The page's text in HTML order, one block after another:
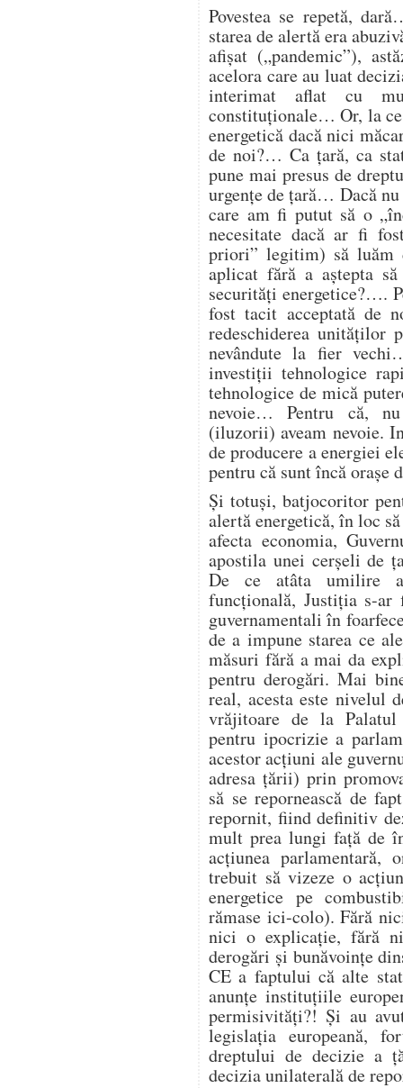
Povestea se repetă,
starea de alertă era
afișat („pandemic”),
acelora care au luat
interimat aflat cu
constituționale… Or, la
energetică dacă nici
de noi?… Ca țară, ca
pune mai presus de
urgențe de țară… Dacă
care am fi putut să o
necesitate dacă ar fi
priori” legitim) să luăm
aplicat fără a aștepta
securități energetice?….
fost tacit acceptată de
redeschiderea unităților
nevândute la fier
investiții tehnologice
tehnologice de mică
nevoie… Pentru că,
(iluzorii) aveam nevoie.
de producere a energiei
pentru că sunt încă orașe
Și totuși, batjocoritor
alertă energetică, în loc
afecta economia,
apostila unei cerșeli de
De ce atâta umilire
funcțională, Justiția s-
guvernamentali în
de a impune starea ce
măsuri fără a mai da
pentru derogări. Mai
real, acesta este nivelul
vrăjitoare de la
pentru ipocrizie a
acestor acțiuni ale
adresa țării) prin
să se repornească de
repornit, fiind definitiv
mult prea lungi față de
acțiunea
trebuit să vizeze o
energetice pe
rămase ici-colo). Fără
nici o explicație, fără
derogări și bunăvoințe
CE a faptului că alte
anunțe instituțiile
permisivități?! Și au
legislația europeană,
dreptului de decizie a
decizia unilaterală de